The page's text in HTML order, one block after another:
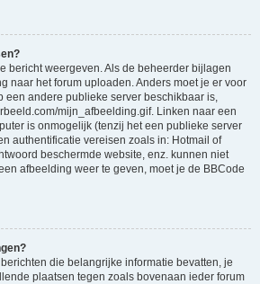
bericht weergeven. Als de beheerder bijlagen
naar het forum uploaden. Anders moet je er voor
een andere publieke server beschikbaar is,
mijn_afbeelding.gif. Linken naar een
is onmogelijk (tenzij het een publieke server
authentificatie vereisen zoals in: Hotmail of
beschermde website, enz. kunnen niet
afbeelding weer te geven, moet je de BBCode
die belangrijke informatie bevatten, je
plaatsen tegen zoals bovenaan ieder forum